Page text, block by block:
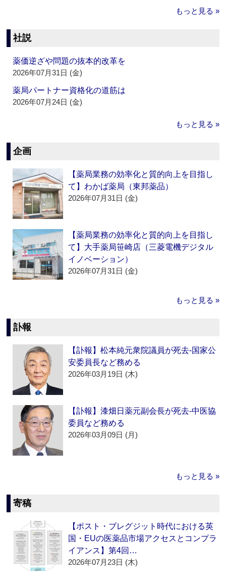
もっと見る »
社説
薬価逆ざや問題の抜本的改革を
2026年07月31日 (金)
薬局パートナー資格化の道筋は
2026年07月24日 (金)
もっと見る »
企画
【薬局業務の効率化と質的向上を目指し
て】わかば薬局（東邦薬品）
2026年07月31日 (金)
【薬局業務の効率化と質的向上を目指し
て】大手薬局笹崎店（三菱電機デジタル
イノベーション）
2026年07月31日 (金)
もっと見る »
訃報
【訃報】松本純元衆院議員が死去‐国家公
安委員長など務める
2026年03月19日 (木)
【訃報】漆畑日薬元副会長が死去‐中医協
委員など務める
2026年03月09日 (月)
もっと見る »
寄稿
【ポスト・ブレグジット時代における英
国・EUの医薬品市場アクセスとコンプラ
イアンス】第4回…
2026年07月23日 (木)